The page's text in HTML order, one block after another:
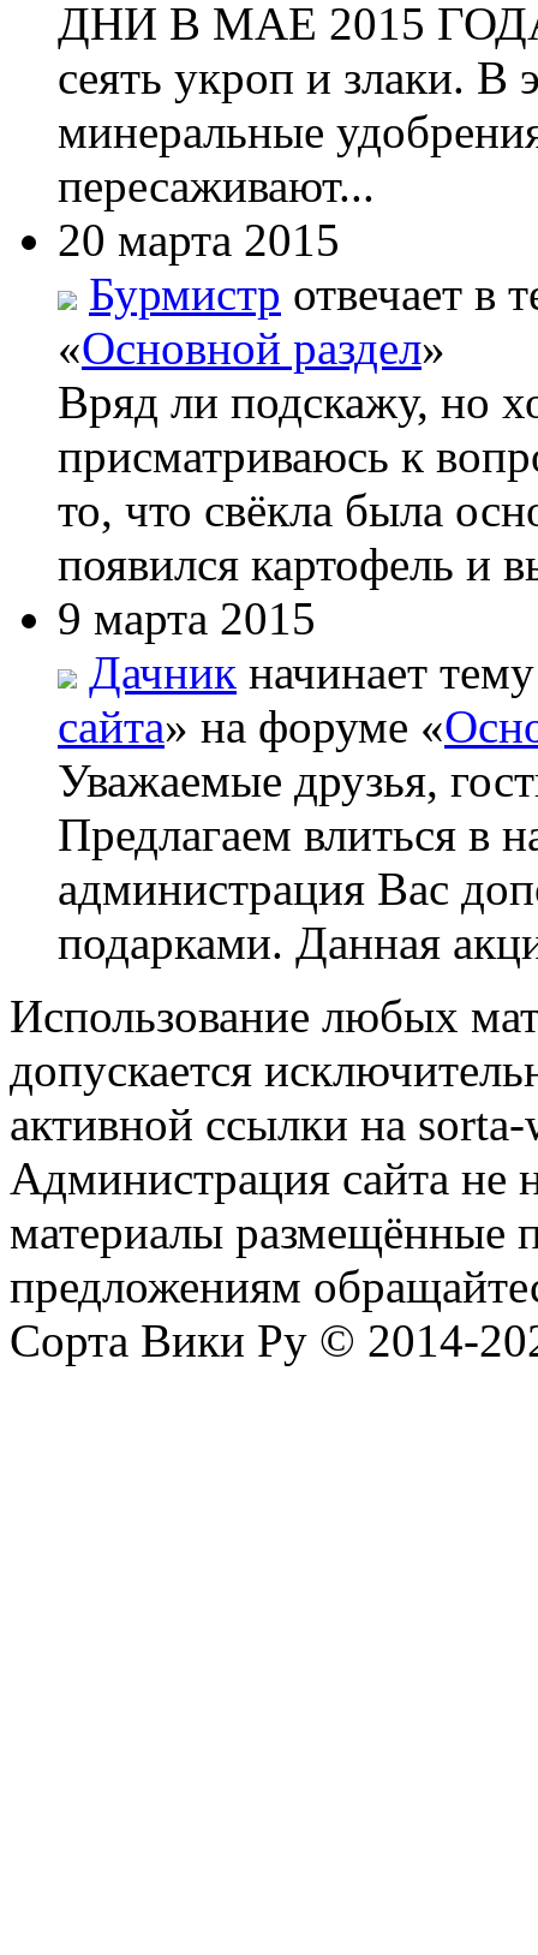
ДНИ В МАЕ 2015 ГОДА
сеять укроп и злаки. В
минеральные
пересаживают...
20 марта 2015
Бурмистр отвечает в
«Основной раздел»
Вряд ли подскажу, но
присматриваюсь к
то, что свёкла была
появился картофель и
9 марта 2015
Дачник начинает
сайта» на форуме «
Уважаемые друзья,
Предлагаем влиться в
администрация Вас
подарками. Данная
Использование любых
допускается
активной ссылки на
Администрация сайта не
материалы размещённые
предложениям
Сорта Вики Ру © 2014-